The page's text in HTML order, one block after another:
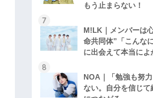
もう止まらない！
M!LK｜メンバーは
命共同体”「こんな
に出会えて本当によ
NOA｜「勉強も努
ない。自分を信じ